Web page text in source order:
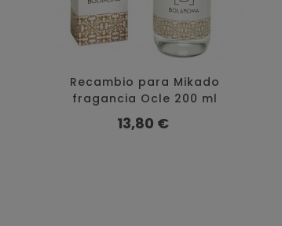
Recambio para Mikado
fragancia Ocle 200 ml
Precio
13,80 €